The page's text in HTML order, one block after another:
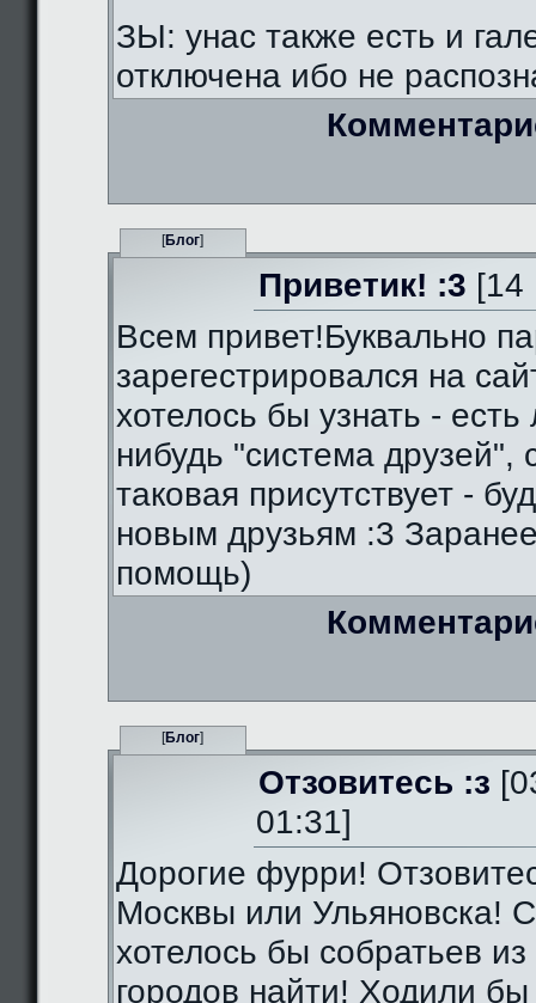
ЗЫ: унас также есть и
отключена ибо не
[Блог]
Приветик! :3 [14
Всем привет!Буквально
зарегестрировался на
хотелось бы узнать - есть
нибудь "система друзей",
таковая присутствует -
новым друзьям :3
помощь)
[Блог]
Отзовитесь :з
01:31]
Дорогие фурри!
Москвы или Ульяновска!
хотелось бы собратьев из
городов найти! Ходили бы